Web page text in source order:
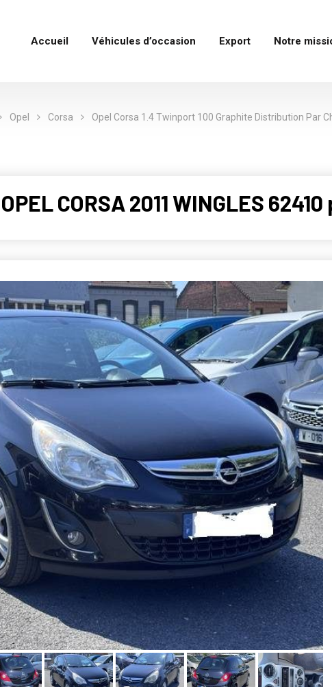
Accueil Véhicules d’occasion Export Notre
Opel Corsa Opel Corsa 1.4 Twinport 100 Graphite Distribution Par
CORSA 2011 WINGLES